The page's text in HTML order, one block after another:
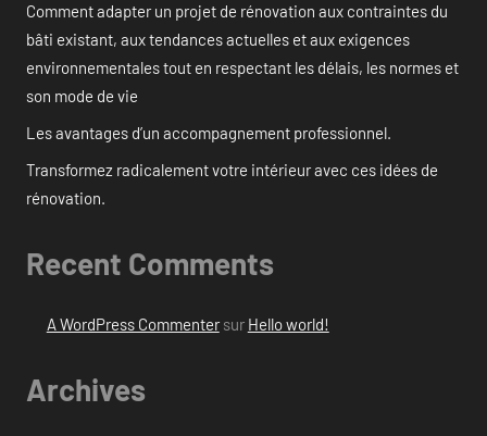
Comment adapter un projet de rénovation aux contraintes du
bâti existant, aux tendances actuelles et aux exigences
environnementales tout en respectant les délais, les normes et
son mode de vie
Les avantages d’un accompagnement professionnel.
Transformez radicalement votre intérieur avec ces idées de
rénovation.
Recent Comments
A WordPress Commentersur Hello world!
Archives